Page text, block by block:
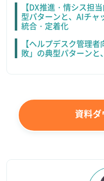
【DX推進・情シス担
型パターンと、AIチャ
統合・定着化
【ヘルプデスク管理
敗」の典型パターン
資料ダ